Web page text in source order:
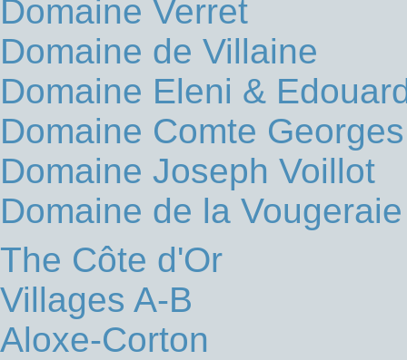
Domaine Verret
Domaine de Villaine
Domaine Eleni &
Domaine Comte
Domaine Joseph Voillot
Domaine de la Vougeraie
The Côte d'Or
Villages A-B
Aloxe-Corton